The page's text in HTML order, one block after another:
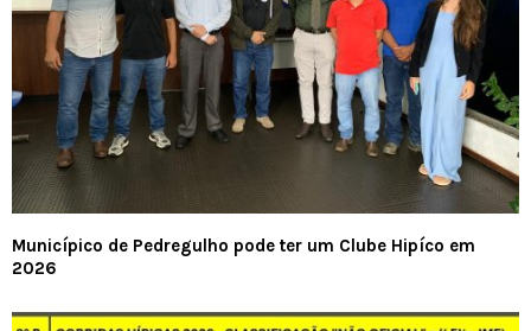
Municípico de Pedregulho pode ter um Clube Hipíco em
2026